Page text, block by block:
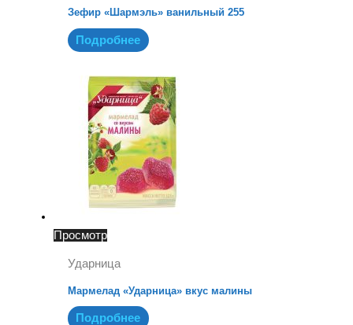
Зефир «Шармэль» ванильный 255
Подробнее
Просмотр
Ударница
Мармелад «Ударница» вкус малины
Подробнее